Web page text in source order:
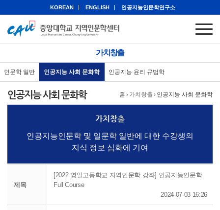
KOREAN ENGLISH 인공지능인문학연구소
가치창출
인문학 일반 인공지능 사회 문화학 인공지능 윤리 규범학
홈 › 가치창출 › 인공지능 사회 문화학
인공지능 사회 문화학
가치창출
인공지능인문학 및 일문학 일반에 대한 수강생의
지식 정보 심화에 기여
제목
[2022 영일고등학교 지역인문학 강좌] 인공지능인문학
Full Course
2024-07-03 16:26